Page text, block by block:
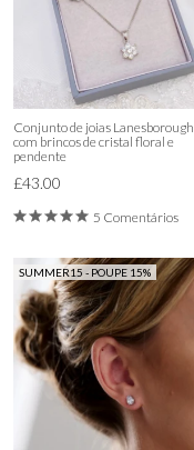
Conjunto de joias Lanesborough
com brincos de cristal floral e
pendente
£43.00
5 Comentários
SUMMER15 - POUPE 15%